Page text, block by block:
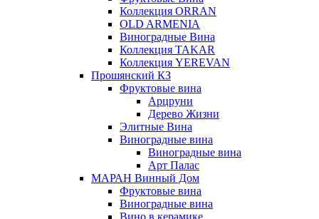
Коллекция ORRAN
OLD ARMENIA
Виноградные Вина
Коллекция TAKAR
Коллекция YEREVAN
Прошянский КЗ
Фруктовые вина
Арцруни
Дерево Жизни
Элитные Вина
Виноградные вина
Виноградные вина
Арт Палас
МАРАН Винный Дом
Фруктовые вина
Виноградные вина
Вино в керамике